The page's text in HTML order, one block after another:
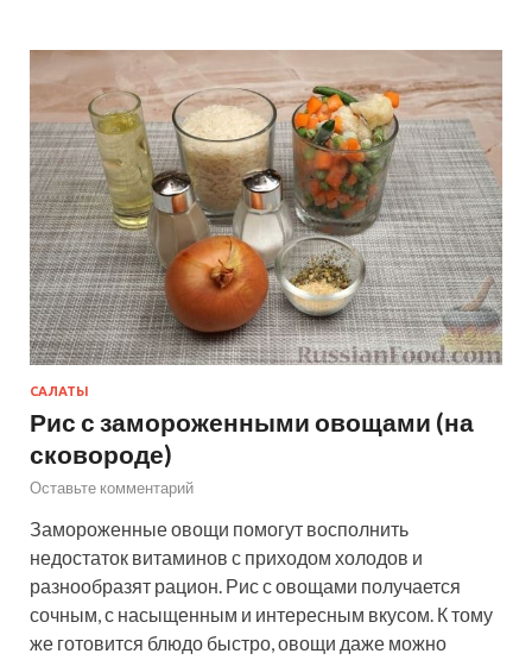
САЛАТЫ
Рис с замороженными овощами (на
сковороде)
Оставьте комментарий
Замороженные овощи помогут восполнить
недостаток витаминов с приходом холодов и
разнообразят рацион. Рис с овощами получается
сочным, с насыщенным и интересным вкусом. К тому
же готовится блюдо быстро, овощи даже можно